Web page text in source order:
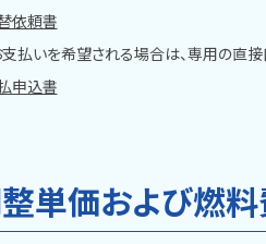
依頼書
払いを希望される場合は、専用の直接
申込書
単価および燃